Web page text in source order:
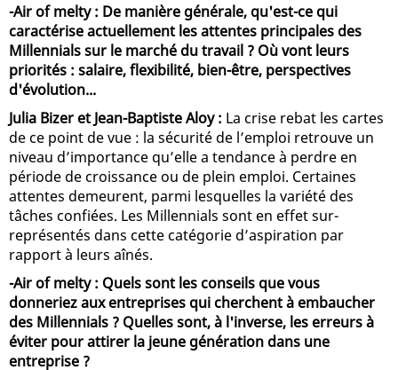
-Air of melty : De manière générale, qu'est-ce qui
caractérise actuellement les attentes principales des
Millennials sur le marché du travail ? Où vont leurs
priorités : salaire, flexibilité, bien-être, perspectives
d'évolution...
Julia Bizer et Jean-Baptiste Aloy : La crise rebat les cartes
de ce point de vue : la sécurité de l’emploi retrouve un
niveau d’importance qu’elle a tendance à perdre en
période de croissance ou de plein emploi. Certaines
attentes demeurent, parmi lesquelles la variété des
tâches confiées. Les Millennials sont en effet sur-
représentés dans cette catégorie d’aspiration par
rapport à leurs aînés.
-Air of melty : Quels sont les conseils que vous
donneriez aux entreprises qui cherchent à embaucher
des Millennials ? Quelles sont, à l'inverse, les erreurs à
éviter pour attirer la jeune génération dans une
entreprise ?